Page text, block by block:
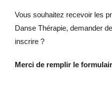
Vous souhaitez recevoir les
Danse Thérapie, demander
inscrire ?
Merci de remplir le